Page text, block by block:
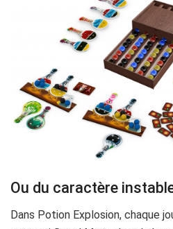
Ou du caractère
Dans Potion Explosion, chaque